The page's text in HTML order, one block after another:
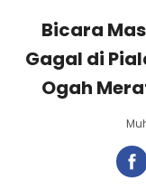
Bicara
Gagal di
Ogah